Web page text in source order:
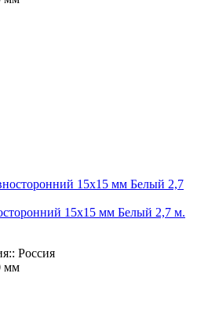
15х15 мм Белый 2,7 м.
Россия
мм